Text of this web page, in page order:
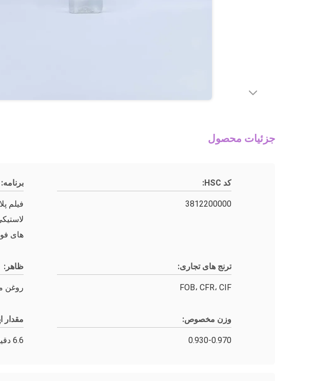
جزئیات محصول
کد HSC:
3812200000
برنامه:
فیلم
های
ترنج های تجاری:
FOB، CFR، CIF
ظاهر:
روغن
وزن مخصوص:
0.930-0.970
مقدار
6.6 دقیقه